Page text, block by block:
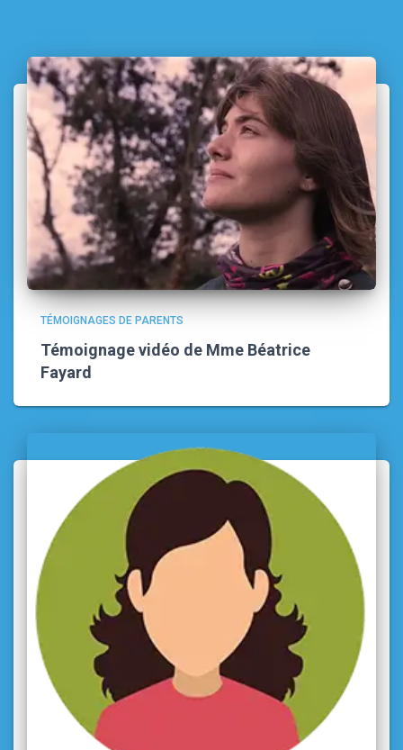
TÉMOIGNAGES DE PARENTS
Témoignage vidéo de Mme Béatrice
Fayard